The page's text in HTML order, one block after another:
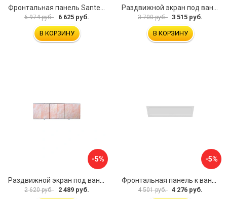
6 974 руб. 6 625 руб.
В КОРЗИНУ
3 700 руб. 3 515 руб.
В КОРЗИНУ
-5%
2 620 руб. 2 489 руб.
-5%
4 501 руб. 4 276 руб.